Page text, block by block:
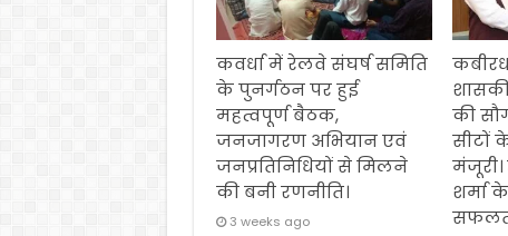
कवर्धा में रेलवे संघर्ष समिति
के पुनर्गठन पर हुई
महत्वपूर्ण बैठक,
जनजागरण अभियान एवं
जनप्रतिनिधियों से मिलने
की बनी रणनीति।
3 weeks ago
की
सीटों
शर्मा